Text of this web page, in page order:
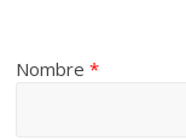
Nombre*